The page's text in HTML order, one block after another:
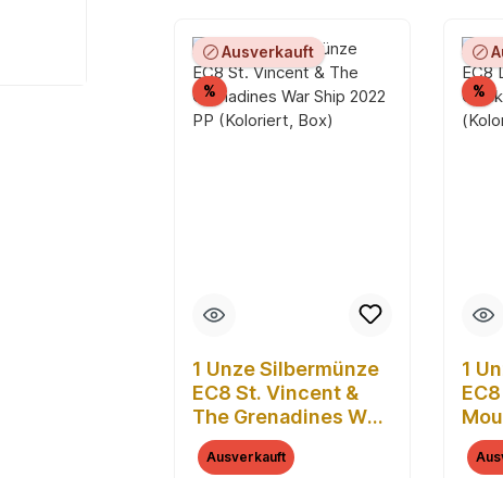
Ausverkauft
% Rabatt
1 Unze Silbermünze
EC8 St. Vincent &
The Grenadines War
Ship 2022 PP
(Koloriert, Box)
Ausverkauft
%
1